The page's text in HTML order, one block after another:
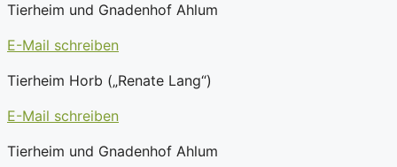
Tierheim und Gnadenhof Ahlum
E-Mail schreiben
Tierheim Horb („Renate Lang“)
E-Mail schreiben
Tierheim und Gnadenhof Ahlum